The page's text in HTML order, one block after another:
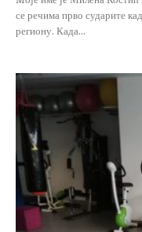
се речима прво сударите
региону. Када...